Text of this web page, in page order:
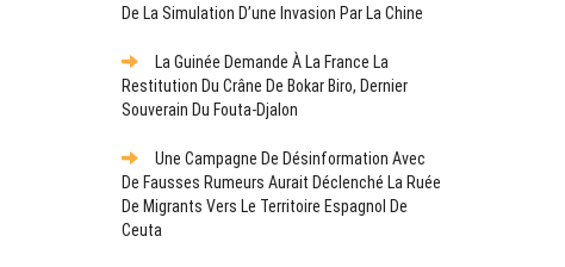
De La Simulation D’une Invasion Par La Chine
La Guinée Demande À La France La
Restitution Du Crâne De Bokar Biro, Dernier
Souverain Du Fouta-Djalon
Une Campagne De Désinformation Avec
De Fausses Rumeurs Aurait Déclenché La Ruée
De Migrants Vers Le Territoire Espagnol De
Ceuta